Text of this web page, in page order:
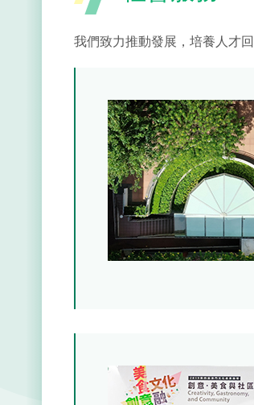
我們致力推動發展，培養人才